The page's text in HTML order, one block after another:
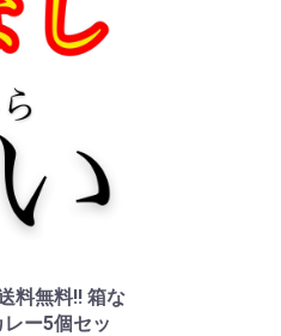
料無料!! 箱な
ー5個セッ